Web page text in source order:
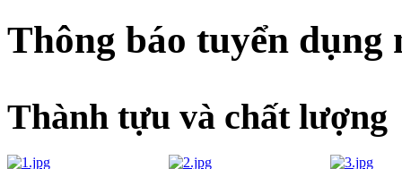
Thông báo tuyển dụng
Thành tựu và chất lượng